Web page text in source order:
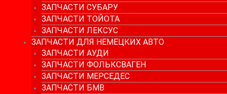
ЗАПЧАСТИ СУБАРУ
ЗАПЧАСТИ ТОЙОТА
ЗАПЧАСТИ ЛЕКСУС
ЗАПЧАСТИ ДЛЯ НЕМЕЦКИХ АВТО
ЗАПЧАСТИ АУДИ
ЗАПЧАСТИ ФОЛЬКСВАГЕН
ЗАПЧАСТИ МЕРСЕДЕС
ЗАПЧАСТИ БМВ